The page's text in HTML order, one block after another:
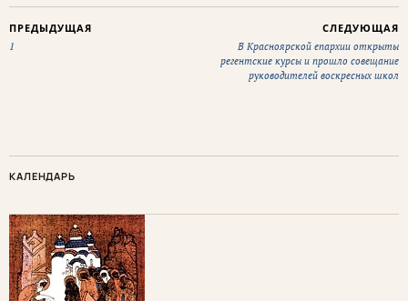
ПРЕДЫДУЩАЯ
1
СЛЕДУЮЩАЯ
В Красноярской епархии открыты
регентские курсы и прошло совещание
руководителей воскресных школ
КАЛЕНДАРЬ